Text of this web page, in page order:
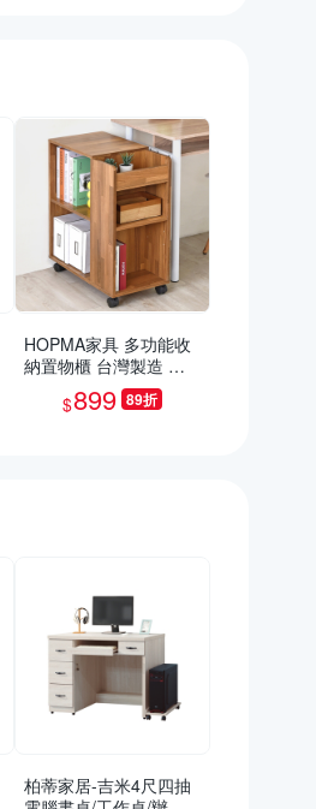
HOPMA家具 多功能收
納置物櫃 台灣製造 桌
櫃 沙發邊櫃 滑輪 美背-
寬30 x深60x高69cm
$899 89折
柏蒂家居-吉米4尺四抽